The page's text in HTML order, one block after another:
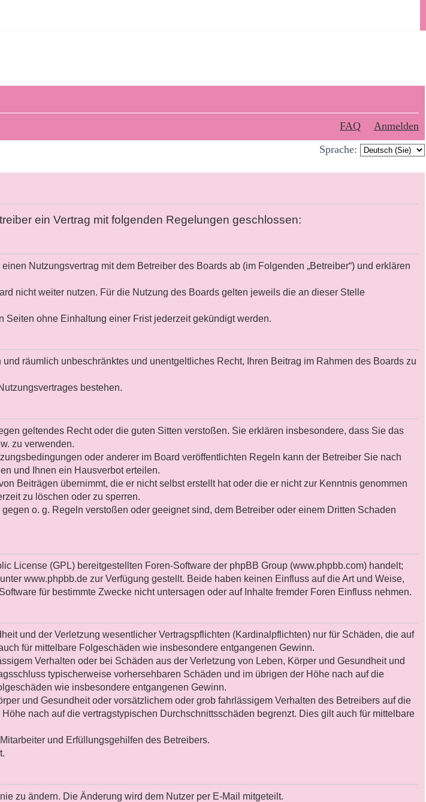
FAQ
Anmelden
Sprache:
ein Vertrag mit folgenden Regelungen geschlossen:
Nutzungsvertrag mit dem Betreiber des Boards ab (im Folgenden „Betreiber“) und erklären
nicht weiter nutzen. Für die Nutzung des Boards gelten jeweils die an dieser Stelle
ohne Einhaltung einer Frist jederzeit gekündigt werden.
räumlich unbeschränktes und unentgeltliches Recht, Ihren Beitrag im Rahmen des Boards zu
bestehen.
geltendes Recht oder die guten Sitten verstoßen. Sie erklären insbesondere, dass Sie das
zu verwenden.
oder anderer im Board veröffentlichten Regeln kann der Betreiber Sie nach
und Ihnen ein Hausverbot erteilen.
Beiträgen übernimmt, die er nicht selbst erstellt hat oder die er nicht zur Kenntnis genommen
zu löschen oder zu sperren.
o. g. Regeln verstoßen oder geeignet sind, dem Betreiber oder einem Dritten Schaden
License (GPL) bereitgestellten Foren-Software der phpBB Group (www.phpbb.com) handelt;
www.phpbb.de zur Verfügung gestellt. Beide haben keinen Einfluss auf die Art und Weise,
für bestimmte Zwecke nicht untersagen oder auf Inhalte fremder Foren Einfluss nehmen.
und der Verletzung wesentlicher Vertragspflichten (Kardinalpflichten) nur für Schäden, die auf
für mittelbare Folgeschäden wie insbesondere entgangenen Gewinn.
Verhalten oder bei Schäden aus der Verletzung von Leben, Körper und Gesundheit und
typischerweise vorhersehbaren Schäden und im übrigen der Höhe nach auf die
wie insbesondere entgangenen Gewinn.
und Gesundheit oder vorsätzlichem oder grob fahrlässigem Verhalten des Betreibers auf die
nach auf die vertragstypischen Durchschnittsschäden begrenzt. Dies gilt auch für mittelbare
und Erfüllungsgehilfen des Betreibers.
zu ändern. Die Änderung wird dem Nutzer per E-Mail mitgeteilt.